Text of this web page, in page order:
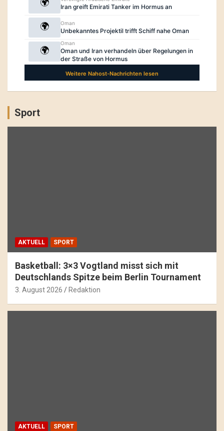
Sport
AKTUELL SPORT
Basketball: 3×3 Vogtland misst sich mit
Deutschlands Spitze beim Berlin Tournament
3. August 2026 Redaktion
AKTUELL SPORT